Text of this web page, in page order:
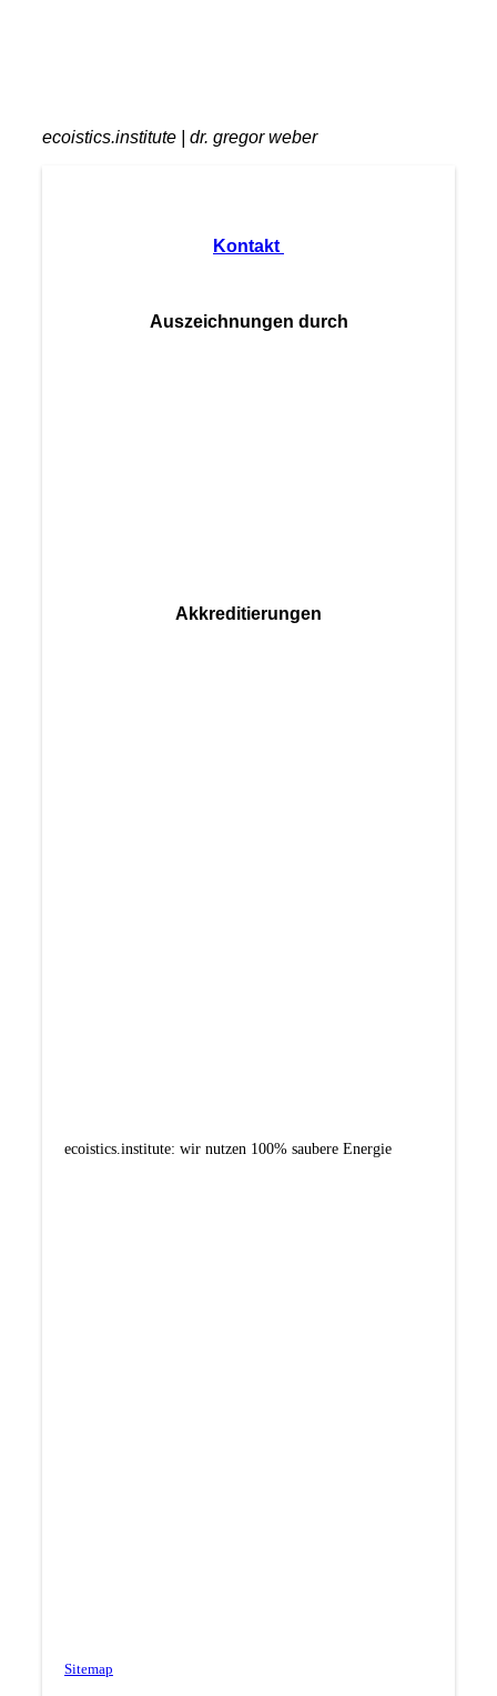
ecoistics.institute | dr. gregor weber
Kontakt
Auszeichnungen durch
Akkreditierungen
ecoistics.institute: wir nutzen 100% saubere Energie
Sitemap